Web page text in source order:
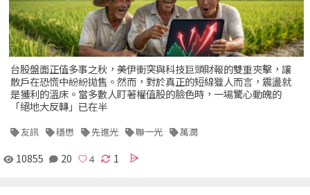
台股盤面正值多事之秋，美伊衝突與科技巨頭財報的雙重夾擊，讓
散戶在恐慌中紛紛拋售。然而，對於真正的短線獵人而言，震盪就
是獲利的溫床。當多數人盯著權值股的臉色時，一場驚心動魄的
「絕地大反轉」已在半
友訊 穩懋 先進光 聯一光 萬潤
10855 20 1